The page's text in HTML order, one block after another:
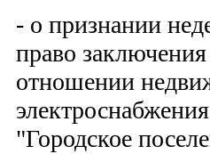
- о признании
право
отношении
"Городское